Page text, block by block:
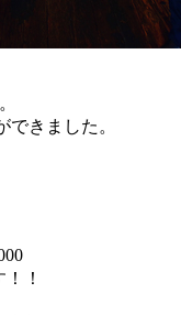
できました。
！